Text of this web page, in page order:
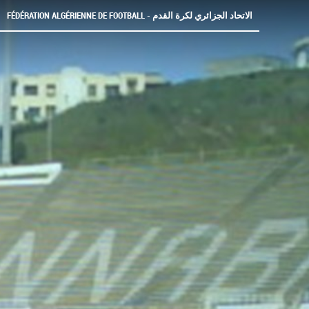
FÉDÉRATION ALGÉRIENNE DE FOOTBALL - الاتحاد الجزائري لكرة القدم